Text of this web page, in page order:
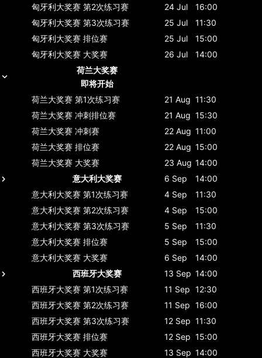
匈牙利大奖赛 第2次练习赛 24 Jul
16:00
匈牙利大奖赛 第3次练习赛 25 Jul
11:30
匈牙利大奖赛 排位赛 25 Jul
15:00
匈牙利大奖赛 大奖赛 26 Jul
14:00
荷兰大奖赛
即将开始
荷兰大奖赛 第1次练习赛 21 Aug 11:30
荷兰大奖赛 冲刺排位赛 21 Aug 15:30
荷兰大奖赛 冲刺赛 22 Aug 11:00
荷兰大奖赛 排位赛 22 Aug 15:00
荷兰大奖赛 大奖赛 23 Aug 14:00
意大利大奖赛
6 Sep
14:00
意大利大奖赛 第1次练习赛 4 Sep
11:30
意大利大奖赛 第2次练习赛 4 Sep
15:00
意大利大奖赛 第3次练习赛 5 Sep
11:30
意大利大奖赛 排位赛 5 Sep
15:00
意大利大奖赛 大奖赛 6 Sep
14:00
西班牙大奖赛
13 Sep 14:00
西班牙大奖赛 第1次练习赛 11 Sep 12:30
西班牙大奖赛 第2次练习赛 11 Sep 16:00
西班牙大奖赛 第3次练习赛 12 Sep 11:30
西班牙大奖赛 排位赛 12 Sep 15:00
西班牙大奖赛 大奖赛 13 Sep 14:00